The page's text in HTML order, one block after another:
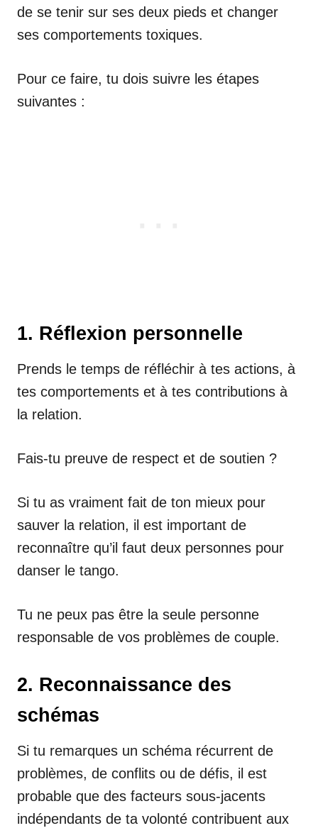
de se tenir sur ses deux pieds et changer
ses comportements toxiques.
Pour ce faire, tu dois suivre les étapes
suivantes :
1. Réflexion personnelle
Prends le temps de réfléchir à tes actions, à
tes comportements et à tes contributions à
la relation.
Fais-tu preuve de respect et de soutien ?
Si tu as vraiment fait de ton mieux pour
sauver la relation, il est important de
reconnaître qu’il faut deux personnes pour
danser le tango.
Tu ne peux pas être la seule personne
responsable de vos problèmes de couple.
2. Reconnaissance des
schémas
Si tu remarques un schéma récurrent de
problèmes, de conflits ou de défis, il est
probable que des facteurs sous-jacents
indépendants de ta volonté contribuent aux